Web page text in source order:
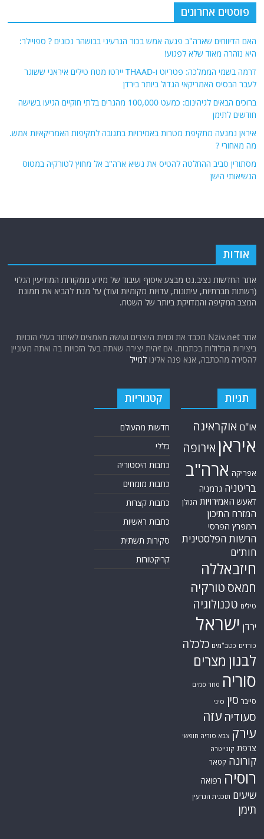
פוסטים אחרונים
האם הדיווחים שארה"ב פגעה אמש בכור הגרעיני בבושהר נכונים ? ספויילר:
היא נזהרה מאוד שלא לפגוע!
דרמה בשמי הממלכה: פטריוט ו-THAAD יירטו מטח טילים איראני ששוגר
לעבר הבסיס האמריקאי הגדול ביותר בירדן
ברוכים הבאים לגיהינום: כמעט 100,000 מהגרים בלתי חוקיים הגיעו בשישה
חודשים לתימן
איראן נמנעה מתקיפת מטרות באמירויות בתגובה לתקיפות האמריקאיות אמש.
מה מאחורי ?
מסתורין סביב ההחלטה להטיס את נשיא ארה"ב אל מחוץ לטורקיה במטוס
הנשיאותי הישן
אודות
אתר החדשות נציב.נט מבצע איסוף ועיבוד של מידע ממקורות המודיעין הגלוי
(רשתות חברתיות, עיתונות, עדויות מקומיות ועוד) על מנת להביא את תמונת
המצב המקיפה והמדויקת ביותר של השטח.
אתר Nziv.net מכבד את זכויות היוצרים ועושה מאמצים לאיתור בעלי הזכויות
ביצירות הכלולות בכתבות. אם זיהית יצירה שאתה בעל הזכויות בה ואתה מעוניין
להסירה מהכתבה, אנא פנה אלינולמייל
תגיות
או"ם אוקראינה
איראן אירופה
אפריקה ארה"ב
בריטניה גרמניה
דאעש האמירויות הגולן
המזרח התיכון
המפרץ הפרסי
הרשות הפלסטינית
חות'ים
חיזבאללה
חמאס טורקיה
טילים טכנולוגיה
ירדן ישראל
כורדים כטב"מים כלכלה
לבנון מצרים
סוריה סחר סמים
סייבר סין סיני
סעודיה עזה
עירק צבא סוריה חופשי
צרפת קונייטרה
קורונה קטאר
רוסיה רפואה
שיעים תוכנית הגרעין
תימן
קטגוריות
חדשות מהעולם
כללי
כתבות היסטוריה
כתבות מומחים
כתבות קצרות
כתבות ראשיות
סקירות תשתית
קריקטורות